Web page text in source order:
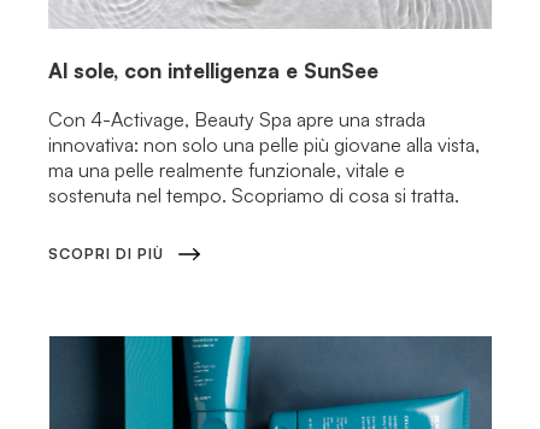
Al sole, con intelligenza e SunSee
Con 4-Activage, Beauty Spa apre una strada
innovativa: non solo una pelle più giovane alla vista,
ma una pelle realmente funzionale, vitale e
sostenuta nel tempo. Scopriamo di cosa si tratta.
SCOPRI DI PIÙ